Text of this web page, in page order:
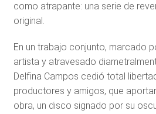
como atrapante: una serie de
original.
En un trabajo conjunto, marcado
artista y atravesado
Delfina Campos cedió total
productores y amigos, que
obra, un disco signado por su